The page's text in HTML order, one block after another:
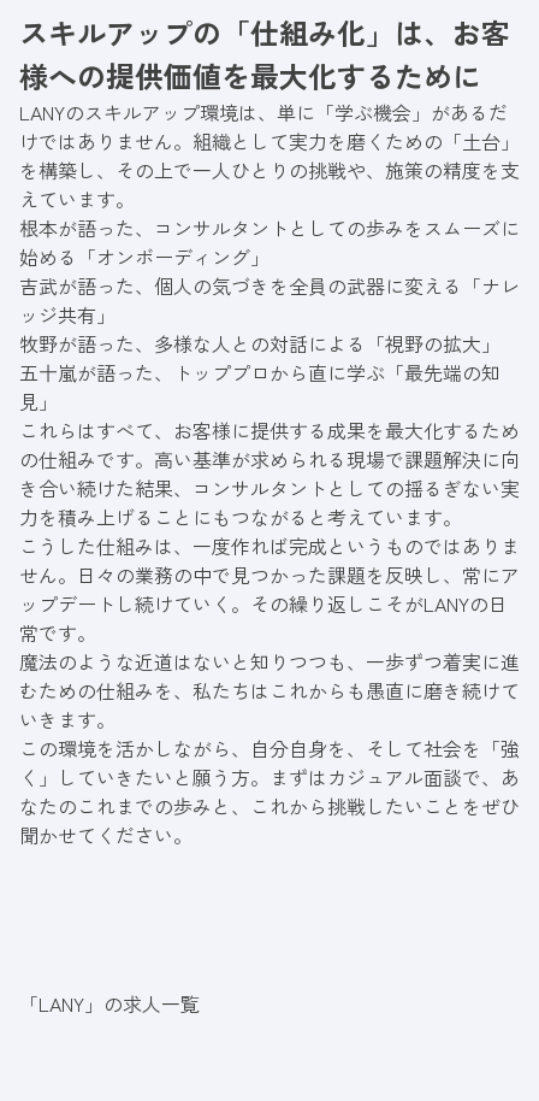
やテクノロジーを活用して組織全体の生産性向
上のための仕組み化にも取り組んでいる。
スキルアップの「仕組み化」は、お客
様への提供価値を最大化するために
LANYのスキルアップ環境は、単に「学ぶ機会」があるだ
けではありません。組織として実力を磨くための「土台」
を構築し、その上で一人ひとりの挑戦や、施策の精度を支
えています。
根本が語った、コンサルタントとしての歩みをスムーズに
始める「オンボーディング」
吉武が語った、個人の気づきを全員の武器に変える「ナレ
ッジ共有」
牧野が語った、多様な人との対話による「視野の拡大」
五十嵐が語った、トッププロから直に学ぶ「最先端の知
見」
これらはすべて、お客様に提供する成果を最大化するため
の仕組みです。高い基準が求められる現場で課題解決に向
き合い続けた結果、コンサルタントとしての揺るぎない実
力を積み上げることにもつながると考えています。
こうした仕組みは、一度作れば完成というものではありま
せん。日々の業務の中で見つかった課題を反映し、常にア
ップデートし続けていく。その繰り返しこそがLANYの日
常です。
魔法のような近道はないと知りつつも、一歩ずつ着実に進
むための仕組みを、私たちはこれからも愚直に磨き続けて
いきます。
この環境を活かしながら、自分自身を、そして社会を「強
く」していきたいと願う方。まずはカジュアル面談で、あ
なたのこれまでの歩みと、これから挑戦したいことをぜひ
聞かせてください。
「LANY」の求人一覧